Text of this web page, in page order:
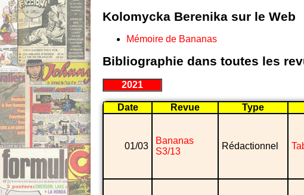
Kolomycka Berenika sur le Web
Mémoire de Bananas
Bibliographie dans toutes les
2021
Date Revue Type
01/03
Bananas
S3/13
Rédactionnel